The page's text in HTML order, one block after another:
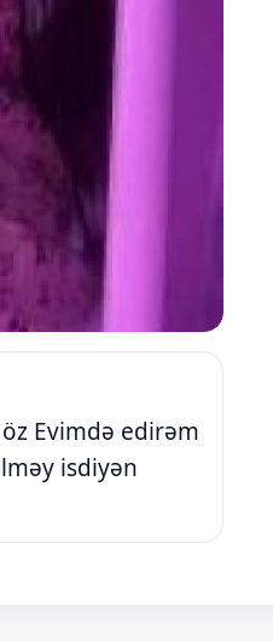
Evimdə edirəm
isdiyən